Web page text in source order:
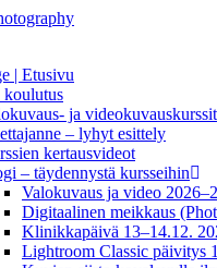
| Etusivu
koulutus
ja videokuvauskurssit
– lyhyt esittely
kertausvideot
– täydennystä kursseihin
Valokuvaus ja video
Digitaalinen meikkaus
Klinikkapäivä 13–14.12.
Lightroom Classic päivitys